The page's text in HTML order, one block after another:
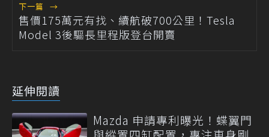
下一篇 →
售價175萬元有找、續航破700公里！Tesla
Model 3後驅長里程版登台開賣
延伸閱讀
Mazda 申請專利曝光！蝶翼門